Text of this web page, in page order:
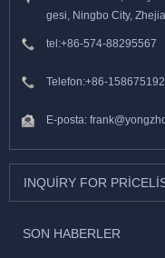
gesi, Ningbo City,
tel:+86-574-88295567
Telefon:+86-
E-posta:
INQUIRY FOR
SON HABERLER